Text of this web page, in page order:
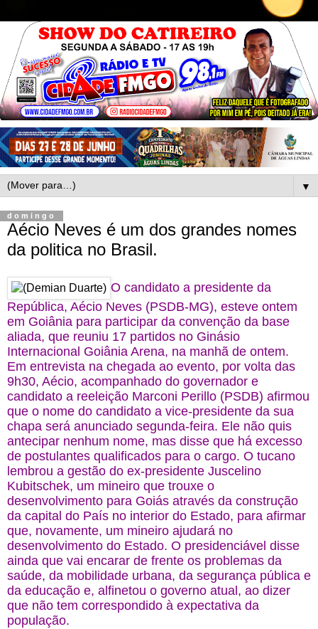
▼
domingo
Aécio Neves é um dos grandes nomes
da politica no Brasil.
O candidato a presidente da
República, Aécio Neves (PSDB-MG), esteve ontem
em Goiânia para participar da convenção da base
aliada, que reuniu 17 partidos no Ginásio
Internacional Goiânia Arena, na manhã de ontem.
Em entrevista na chegada ao evento, por volta das
9h30, Aécio, acompanhado do governador e
candidato a reeleição Marconi Perillo (PSDB) afirmou
que o nome do candidato a vice-presidente da sua
chapa será anunciado segunda-feira. Ele não quis
antecipar nenhum nome, mas disse que há excesso
de postulantes qualificados para o cargo. O tucano
lembrou a gestão do ex-presidente Juscelino
Kubitschek, um mineiro que trouxe o
desenvolvimento para Goiás através da construção
da capital do País no interior do Estado, para afirmar
que, novamente, um mineiro ajudará no
desenvolvimento do Estado. O presidenciável disse
ainda que vai encarar de frente os problemas da
saúde, da mobilidade urbana, da segurança pública e
da educação e, alfinetou o governo atual, ao dizer
que não tem correspondido à expectativa da
população.